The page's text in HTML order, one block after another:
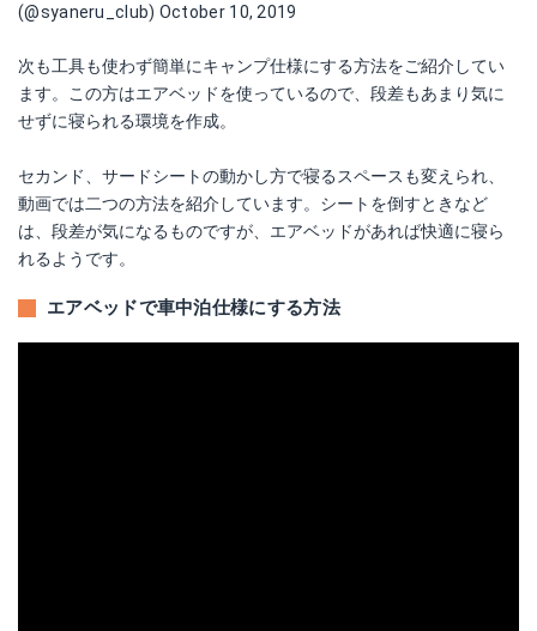
(@syaneru_club) October 10, 2019
次も工具も使わず簡単にキャンプ仕様にする方法をご紹介してい
ます。この方はエアベッドを使っているので、段差もあまり気に
せずに寝られる環境を作成。
セカンド、サードシートの動かし方で寝るスペースも変えられ、
動画では二つの方法を紹介しています。シートを倒すときなど
は、段差が気になるものですが、エアベッドがあれば快適に寝ら
れるようです。
エアベッドで車中泊仕様にする方法